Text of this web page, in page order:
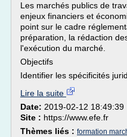
Les marchés publics de
enjeux financiers et
point sur le cadre
préparation, la rédaction
l'exécution du marché.
Objectifs
Identifier les spécificités
Lire la suite
Date: 2019-02-12 18:49:39
Site : https://www.efe.fr
Thèmes liés : formation